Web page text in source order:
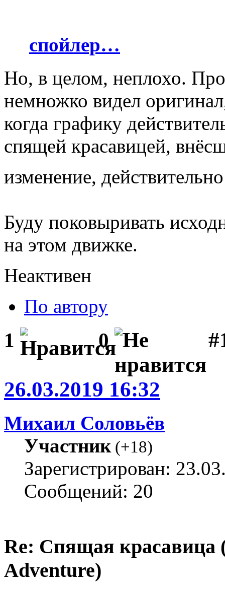
спойлер…
Но, в целом, неплохо.
немножко видел
когда графику
спящей красавицей,
изменение,
Буду поковыривать
на этом движке.
Неактивен
По автору
1 0
26.03.2019 16:32
Михаил Соловьёв
Участник(+18)
Зарегистрирован:
Сообщений: 20
Re: Спящая красавица
Adventure)